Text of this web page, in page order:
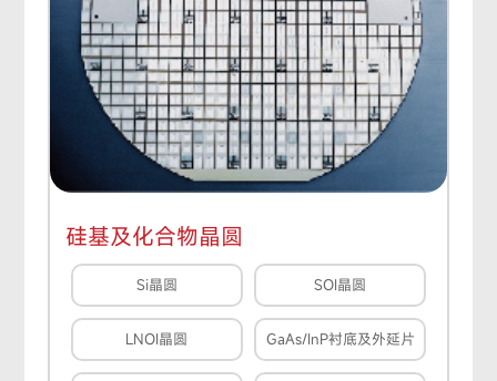
硅基及化合物晶圆
Si晶圆 SOI晶圆
LNOI晶圆 GaAs/InP衬底及外延片